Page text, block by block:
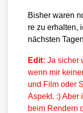
Bis­her waren
re zu erhal­ten,
nächs­ten
Edit: Ja sicher
wenn mir
und Film oder
Aspekt. :) Aber
beim Ren­dern